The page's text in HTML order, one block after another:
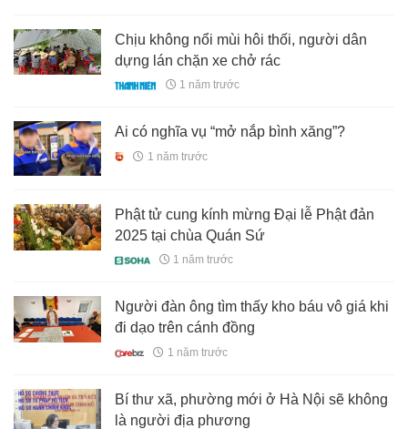
Chịu không nổi mùi hôi thối, người dân
dựng lán chặn xe chở rác
1 năm trước
Ai có nghĩa vụ “mở nắp bình xăng”?
1 năm trước
Phật tử cung kính mừng Đại lễ Phật đản
2025 tại chùa Quán Sứ
1 năm trước
Người đàn ông tìm thấy kho báu vô giá khi
đi dạo trên cánh đồng
1 năm trước
Bí thư xã, phường mới ở Hà Nội sẽ không
là người địa phương